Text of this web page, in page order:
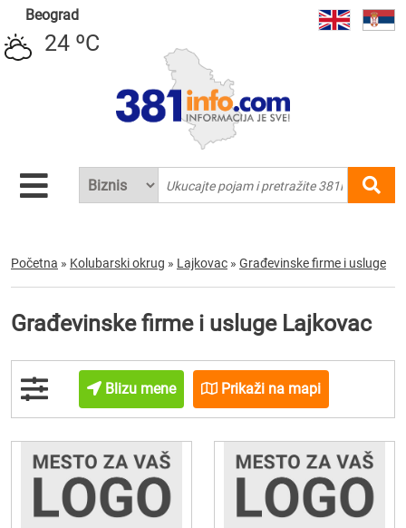
Beograd
24 ºC
Početna » Kolubarski okrug » Lajkovac » Građevinske firme i usluge
Građevinske firme i usluge Lajkovac
Blizu mene Prikaži na mapi